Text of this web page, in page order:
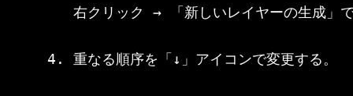
右クリック → 「新しいレイヤーの生成」
4. 重なる順序を「↓」アイコンで変更する。